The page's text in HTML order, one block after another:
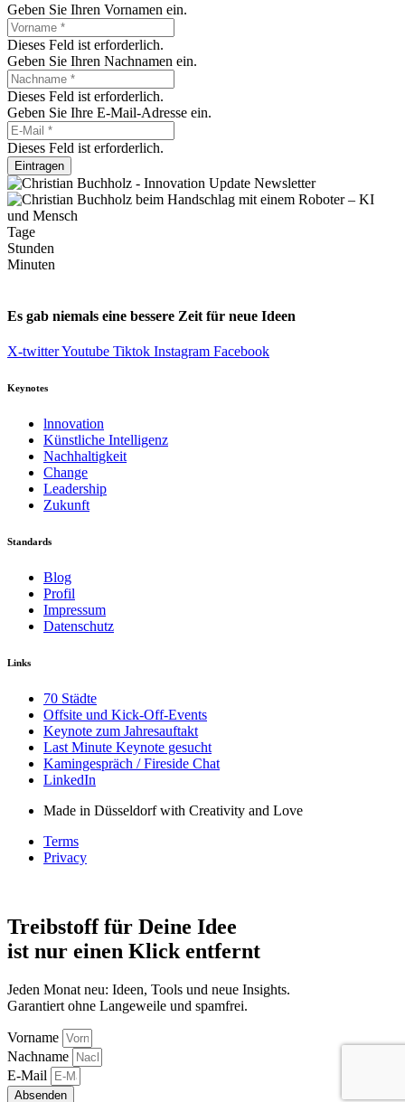
Geben Sie Ihren Vornamen ein.
Dieses Feld ist erforderlich.
Geben Sie Ihren Nachnamen ein.
Dieses Feld ist erforderlich.
Geben Sie Ihre E-Mail-Adresse ein.
Dieses Feld ist erforderlich.
Eintragen
Tage
Stunden
Minuten
Es gab niemals eine bessere Zeit für neue Ideen
X-twitterYoutube Tiktok Instagram Facebook
Keynotes
lnnovation
Künstliche Intelligenz
Nachhaltigkeit
Change
Leadership
Zukunft
Standards
Blog
Profil
Impressum
Datenschutz
Links
70 Städte
Offsite und Kick-Off-Events
Keynote zum Jahresauftakt
Last Minute Keynote gesucht
Kamingespräch / Fireside Chat
LinkedIn
Made in Düsseldorf with Creativity and Love
Terms
Privacy
Treibstoff für Deine Idee
ist nur einen Klick entfernt
Jeden Monat neu: Ideen, Tools und neue Insights.
Garantiert ohne Langeweile und spamfrei.
Vorname
Nachname
E-Mail
Absenden